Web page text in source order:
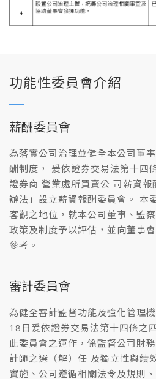
功能性委員會介紹
薪酬委員會
為落實公司治理並健全本公司董
酬制度， 爰依證券交易法第十四
證券商 營業處所買賣公 司薪資
辦法」設立薪資報酬委員會。 本
客觀之地位，就本公司董事、監
政策及制度予以評估，並向董事
參考。
審計委員會
為健全審計監督功能及強化管理
18日爰依證券交易法第十四條之
此委員會之運作，係監督公司財
計師之選（解）任 及獨立性與績
實施、公司遵循相關法令及規則